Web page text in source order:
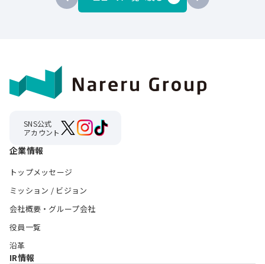
SNS公式
アカウント
企業情報
トップメッセージ
ミッション / ビジョン
会社概要・グループ会社
役員一覧
沿革
IR情報